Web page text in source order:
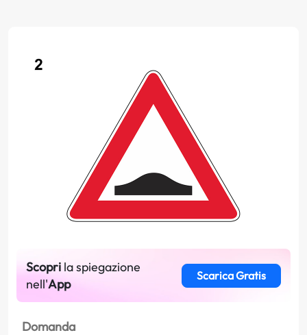
Scopri la spiegazione
nell'App
Scarica Gratis
Domanda